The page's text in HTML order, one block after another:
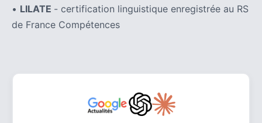
• LILATE - certification linguistique enregistrée au RS
de France Compétences